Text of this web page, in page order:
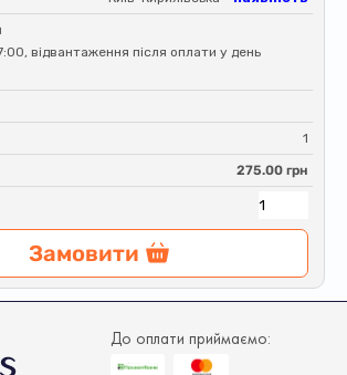
відвантаження після оплати у день
1
275.00 грн
Замовити
До оплати приймаємо: